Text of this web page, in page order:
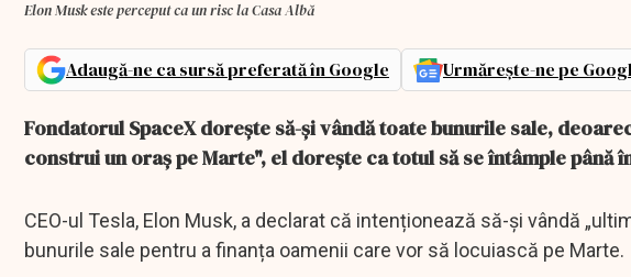
Elon Musk este perceput ca un risc la Casa Albă
Adaugă-ne ca sursă preferată în Google Urmărește-ne pe
Fondatorul SpaceX dorește să-și vândă toate bunurile sale,
construi un oraș pe Marte", el dorește ca totul să se întâmple până
CEO-ul Tesla, Elon Musk, a declarat că intenționează să-și vândă
bunurile sale pentru a finanța oamenii care vor să locuiască pe Marte.